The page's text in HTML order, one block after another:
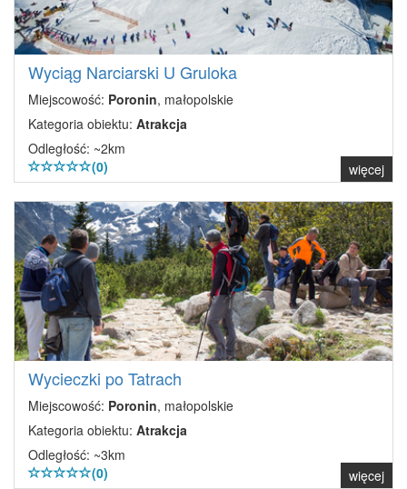
Wyciąg Narciarski U Gruloka
Miejscowość: Poronin, małopolskie
Kategoria obiektu: Atrakcja
Odległość: ~2km
(0)
więcej
Wycieczki po Tatrach
Miejscowość: Poronin, małopolskie
Kategoria obiektu: Atrakcja
Odległość: ~3km
(0)
więcej